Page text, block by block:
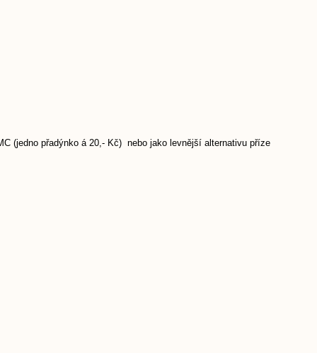
(jedno přadýnko á 20,- Kč) nebo jako levnější alternativu příze